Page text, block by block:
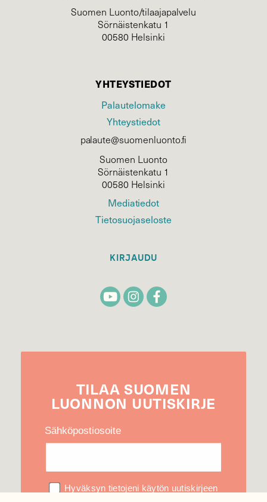
Suomen Luonto/tilaajapalvelu
Sörnäistenkatu 1
00580 Helsinki
YHTEYSTIEDOT
Palautelomake
Yhteystiedot
palaute@suomenluonto.fi
Suomen Luonto
Sörnäistenkatu 1
00580 Helsinki
Mediatiedot
Tietosuojaseloste
KIRJAUDU
TILAA SUOMEN
LUONNON UUTIS­KIRJE
Sähköpostiosoite
Hyväksyn tietojeni käytön uutiskirjeen